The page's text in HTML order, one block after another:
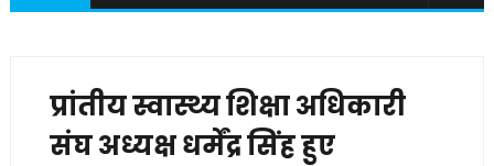
प्रांतीय स्वास्थ्य शिक्षा अधिकारी
संघ अध्यक्ष धर्मेंद्र सिंह हुए